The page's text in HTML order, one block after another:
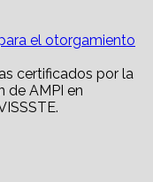
el otorgamiento